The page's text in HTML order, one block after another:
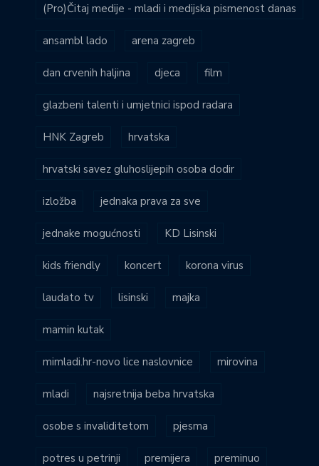
(Pro)Čitaj medije - mladi i medijska pismenost danas
ansambl lado arena zagreb
dan crvenih haljina djeca film
glazbeni talenti i umjetnici ispod radara
HNK Zagreb hrvatska
hrvatski savez gluhoslijepih osoba dodir
izložba jednaka prava za sve
jednake mogućnosti KD Lisinski
kids friendly koncert korona virus
laudato tv lisinski majka
mamin kutak
mimladi.hr-novo lice naslovnice mirovina
mladi najsretnija beba hrvatska
osobe s invaliditetom pjesma
potres u petrinji premijera preminuo